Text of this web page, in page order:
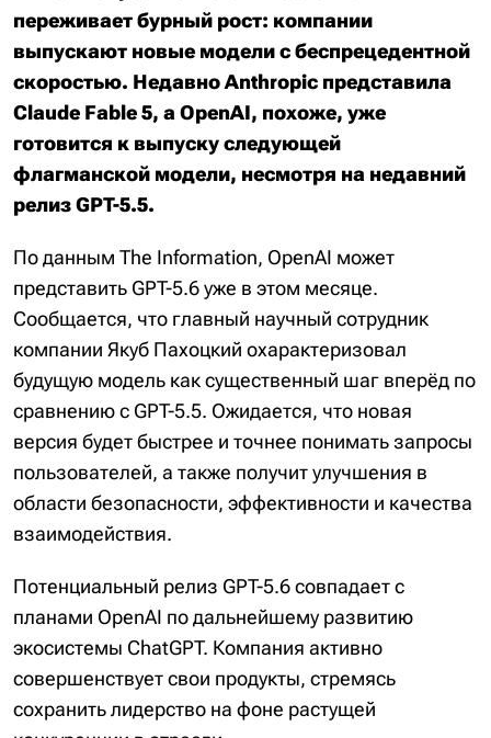
переживает бурный рост: компании
выпускают новые модели с беспрецедентной
скоростью. Недавно Anthropic представила
Claude Fable 5, а OpenAI, похоже, уже
готовится к выпуску следующей
флагманской модели, несмотря на недавний
релиз GPT-5.5.
По данным The Information, OpenAI может
представить GPT-5.6 уже в этом месяце.
Сообщается, что главный научный сотрудник
компании Якуб Пахоцкий охарактеризовал
будущую модель как существенный шаг вперёд по
сравнению с GPT-5.5. Ожидается, что новая
версия будет быстрее и точнее понимать запросы
пользователей, а также получит улучшения в
области безопасности, эффективности и качества
взаимодействия.
Потенциальный релиз GPT-5.6 совпадает с
планами OpenAI по дальнейшему развитию
экосистемы ChatGPT. Компания активно
совершенствует свои продукты, стремясь
сохранить лидерство на фоне растущей